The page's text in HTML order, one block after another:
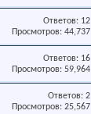
Ответов: 12
Просмотров: 44,737
Ответов: 16
Просмотров: 59,964
Ответов: 2
Просмотров: 25,567